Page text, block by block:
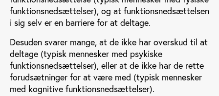
funktionsnedsættelser), og at funktionsnedsættelsen
i sig selv er en barriere for at deltage.
Desuden svarer mange, at de ikke har overskud til at
deltage (typisk mennesker med psykiske
funktionsnedsættelser), eller at de ikke har de rette
forudsætninger for at være med (typisk mennesker
med kognitive funktionsnedsættelser).